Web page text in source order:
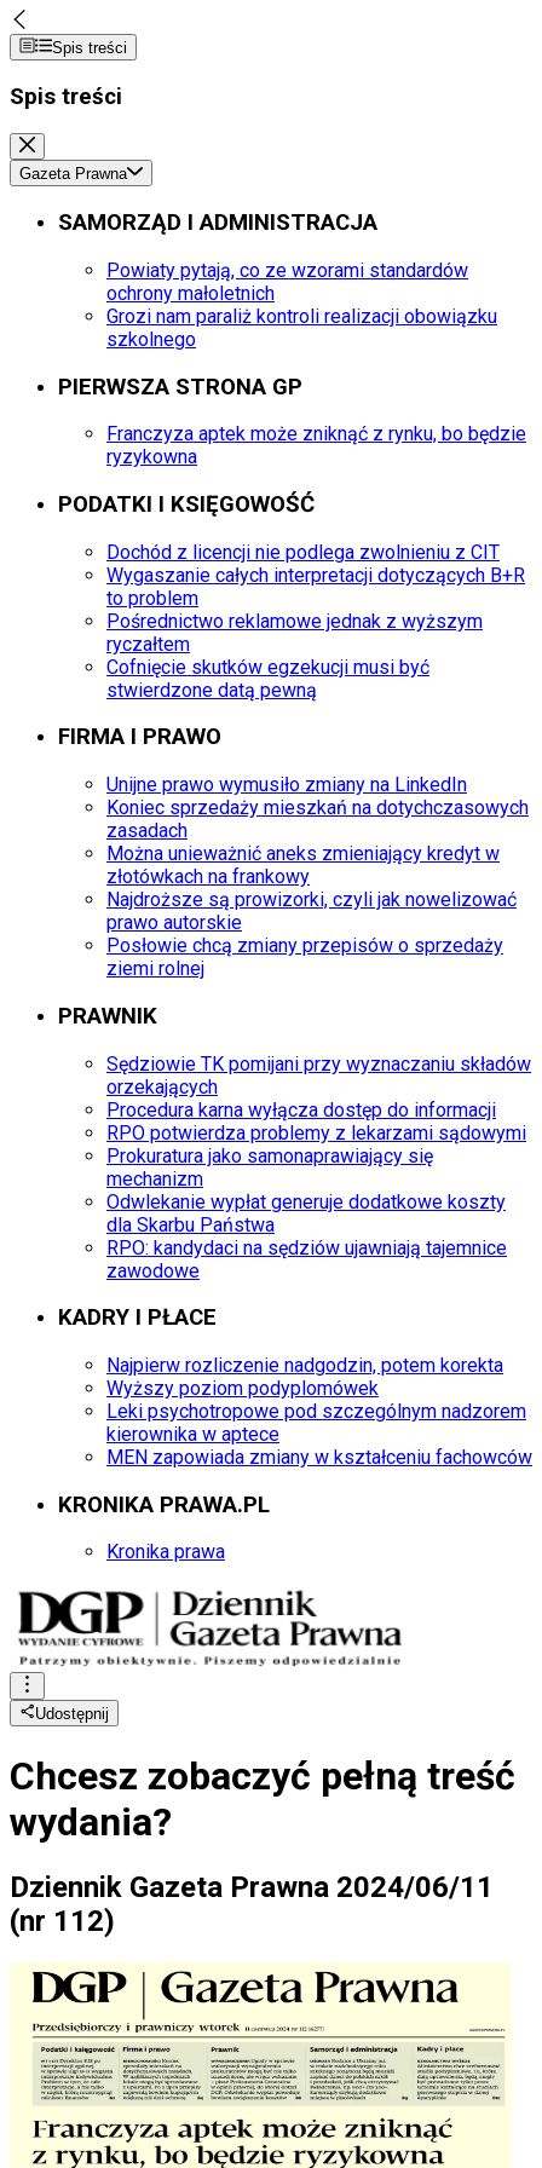
Spis treści
Spis treści
Gazeta Prawna
SAMORZĄD I ADMINISTRACJA
Powiaty pytają, co ze wzorami standardów
ochrony małoletnich
Grozi nam paraliż kontroli realizacji obowiązku
szkolnego
PIERWSZA STRONA GP
Franczyza aptek może zniknąć z rynku, bo będzie
ryzykowna
PODATKI I KSIĘGOWOŚĆ
Dochód z licencji nie podlega zwolnieniu z CIT
Wygaszanie całych interpretacji dotyczących B+R
to problem
Pośrednictwo reklamowe jednak z wyższym
ryczałtem
Cofnięcie skutków egzekucji musi być
stwierdzone datą pewną
FIRMA I PRAWO
Unijne prawo wymusiło zmiany na LinkedIn
Koniec sprzedaży mieszkań na dotychczasowych
zasadach
Można unieważnić aneks zmieniający kredyt w
złotówkach na frankowy
Najdroższe są prowizorki, czyli jak nowelizować
prawo autorskie
Posłowie chcą zmiany przepisów o sprzedaży
ziemi rolnej
PRAWNIK
Sędziowie TK pomijani przy wyznaczaniu składów
orzekających
Procedura karna wyłącza dostęp do informacji
RPO potwierdza problemy z lekarzami sądowymi
Prokuratura jako samonaprawiający się
mechanizm
Odwlekanie wypłat generuje dodatkowe koszty
dla Skarbu Państwa
RPO: kandydaci na sędziów ujawniają tajemnice
zawodowe
KADRY I PŁACE
Najpierw rozliczenie nadgodzin, potem korekta
Wyższy poziom podyplomówek
Leki psychotropowe pod szczególnym nadzorem
kierownika w aptece
MEN zapowiada zmiany w kształceniu fachowców
KRONIKA PRAWA.PL
Kronika prawa
Udostępnij
Chcesz zobaczyć pełną treść
wydania?
Dziennik Gazeta Prawna 2024/06/11
(nr 112)